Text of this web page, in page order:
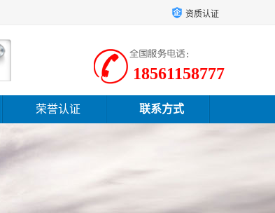
资质认证
18561158777
荣誉认证 联系方式